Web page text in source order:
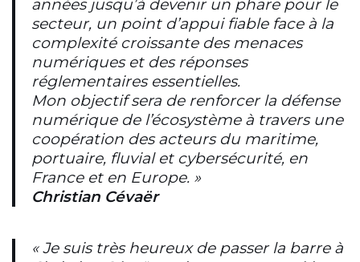
années jusqu’à devenir un phare pour le
secteur, un point d’appui fiable face à la
complexité croissante des menaces
numériques et des réponses
réglementaires essentielles.
Mon objectif sera de renforcer la défense
numérique de l’écosystème à travers une
coopération des acteurs du maritime,
portuaire, fluvial et cybersécurité, en
France et en Europe. »
Christian Cévaër
« Je suis très heureux de passer la barre à